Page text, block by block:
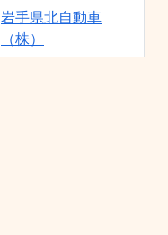
岩手県北自動車
（株）